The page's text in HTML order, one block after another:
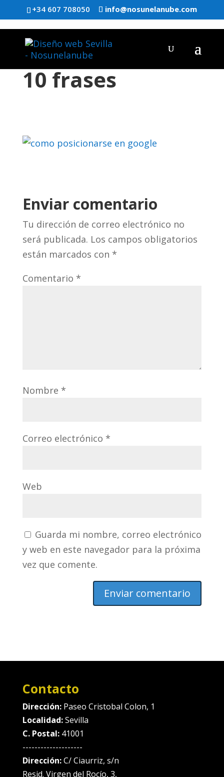
+34 607 708050 info@nosunelanube.com
10 frases
Enviar comentario
Tu dirección de correo electrónico no
será publicada. Los campos obligatorios
están marcados con *
Comentario *
Nombre *
Correo electrónico *
Web
Guarda mi nombre, correo electrónico
y web en este navegador para la próxima
vez que comente.
Contacto
Dirección: Paseo Cristobal Colon, 1
Localidad:Sevilla
C. Postal:41001
--------------------
Dirección:C/ Ciaurriz, s/n
Resid. Virgen del Rocío, 3,